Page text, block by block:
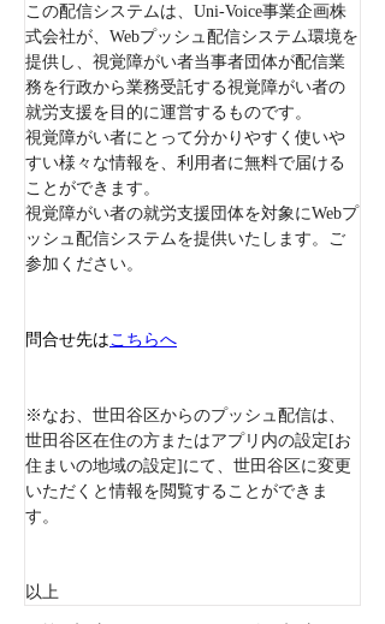
この配信システムは、Uni-Voice事業企画株
式会社が、Webプッシュ配信システム環境を
提供し、視覚障がい者当事者団体が配信業
務を行政から業務受託する視覚障がい者の
就労支援を目的に運営するものです。
視覚障がい者にとって分かりやすく使いや
すい様々な情報を、利用者に無料で届ける
ことができます。
視覚障がい者の就労支援団体を対象にWebプ
ッシュ配信システムを提供いたします。ご
参加ください。
問合せ先は こちらへ
※なお、世田谷区からのプッシュ配信は、
世田谷区在住の方またはアプリ内の設定[お
住まいの地域の設定]にて、世田谷区に変更
いただくと情報を閲覧することができま
す。
以上